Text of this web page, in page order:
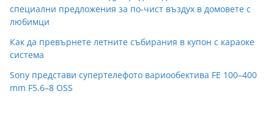
специални предложения за по-чист въздух в домовете с
любимци
Как да превърнете летните събирания в купон с караоке
система
Sony представи супертелефото вариообектива FE 100–400
mm F5.6–8 OSS